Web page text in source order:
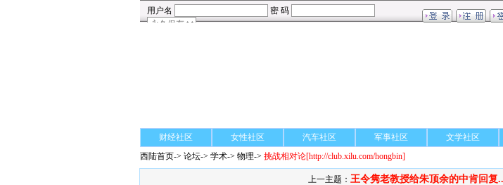
财经社区 女性社区 汽车社区 军事社区 文学社区
西陆首页-> 论坛-> 学术-> 物理-> 挑战相对论[http://club.xilu.com/hongbin]
上一主题：王令隽老教授给朱顶余的中肯回复